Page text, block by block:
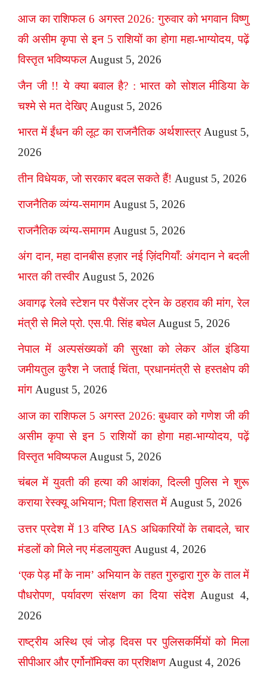
आज का राशिफल 6 अगस्त 2026: गुरुवार को भगवान विष्णु
की असीम कृपा से इन 5 राशियों का होगा महा-भाग्योदय, पढ़ें
विस्तृत भविष्यफल August 5, 2026
जैन जी !! ये क्या बवाल है? : भारत को सोशल मीडिया के
चश्मे से मत देखिए August 5, 2026
भारत में ईंधन की लूट का राजनैतिक अर्थशास्त्र August 5,
2026
तीन विधेयक, जो सरकार बदल सकते हैं! August 5, 2026
राजनैतिक व्यंग्य-समागम August 5, 2026
राजनैतिक व्यंग्य-समागम August 5, 2026
अंग दान, महा दानबीस हज़ार नई ज़िंदगियाँ: अंगदान ने बदली
भारत की तस्वीर August 5, 2026
अवागढ़ रेलवे स्टेशन पर पैसेंजर ट्रेन के ठहराव की मांग, रेल
मंत्री से मिले प्रो. एस.पी. सिंह बघेल August 5, 2026
नेपाल में अल्पसंख्यकों की सुरक्षा को लेकर ऑल इंडिया
जमीयतुल कुरैश ने जताई चिंता, प्रधानमंत्री से हस्तक्षेप की
मांग August 5, 2026
आज का राशिफल 5 अगस्त 2026: बुधवार को गणेश जी की
असीम कृपा से इन 5 राशियों का होगा महा-भाग्योदय, पढ़ें
विस्तृत भविष्यफल August 5, 2026
चंबल में युवती की हत्या की आशंका, दिल्ली पुलिस ने शुरू
कराया रेस्क्यू अभियान; पिता हिरासत में August 5, 2026
उत्तर प्रदेश में 13 वरिष्ठ IAS अधिकारियों के तबादले, चार
मंडलों को मिले नए मंडलायुक्त August 4, 2026
‘एक पेड़ माँ के नाम’ अभियान के तहत गुरुद्वारा गुरु के ताल में
पौधरोपण, पर्यावरण संरक्षण का दिया संदेश August 4,
2026
राष्ट्रीय अस्थि एवं जोड़ दिवस पर पुलिसकर्मियों को मिला
सीपीआर और एर्गोनॉमिक्स का प्रशिक्षण August 4, 2026